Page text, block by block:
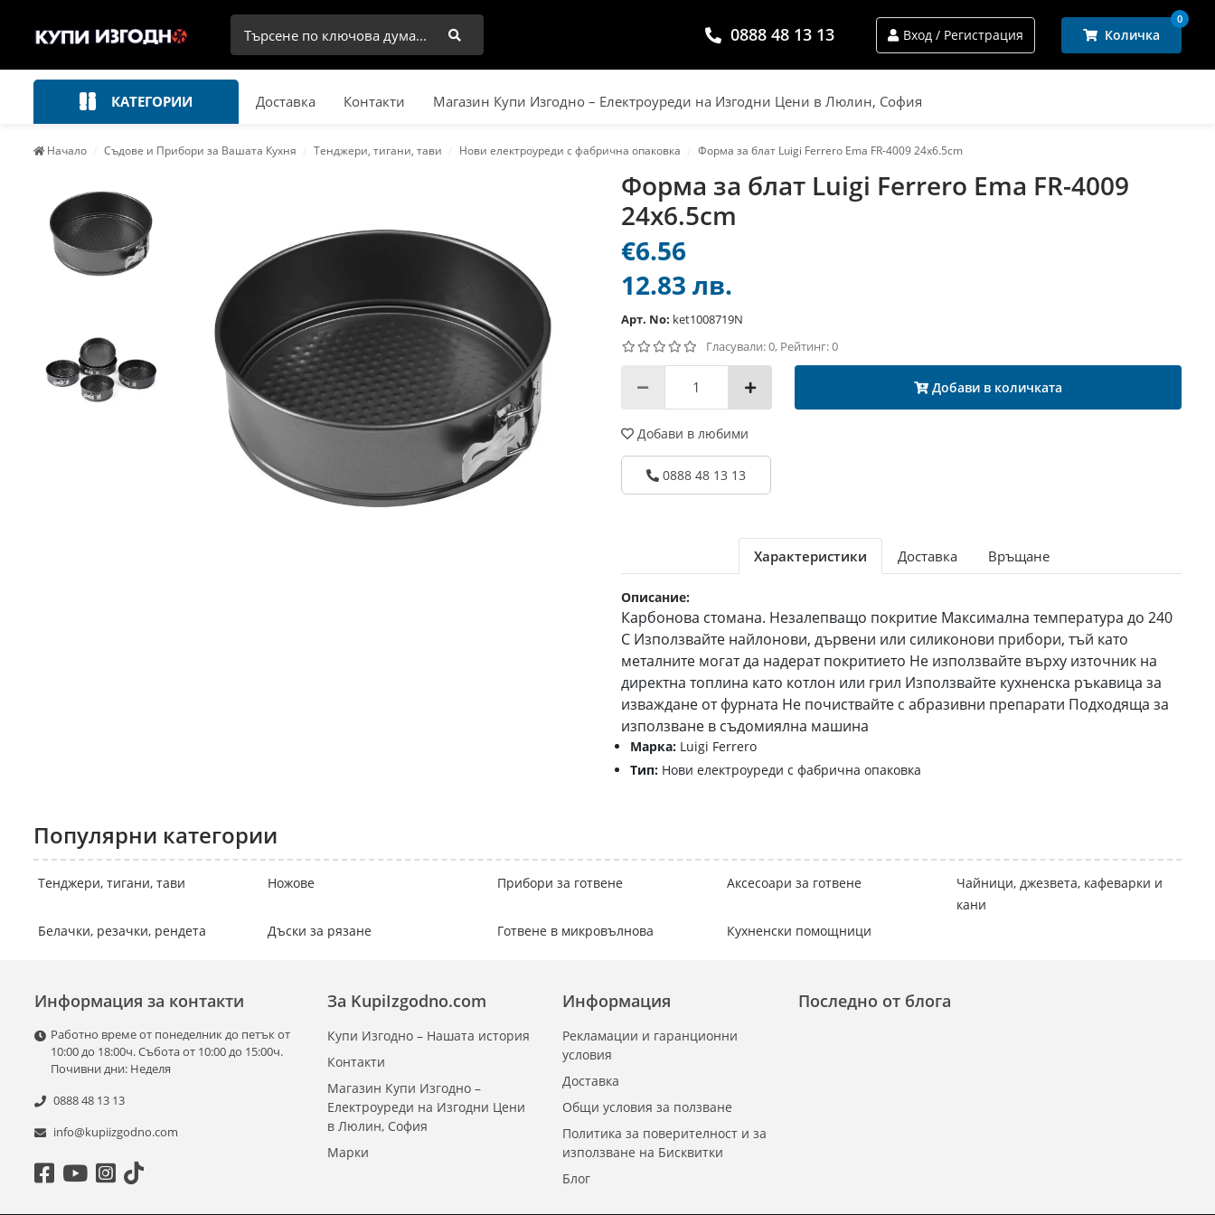
Търси 0888 48 13 13 Вход / Регистрация Количка
0
КАТЕГОРИИ Доставка Контакти Магазин Купи Изгодно – Електроуреди на Изгодни Цени в Люлин, София
Начало Съдове и Прибори за Вашата Кухня Тенджери, тигани, тави Нови електроуреди с фабрична опаковка Форма за блат Luigi Ferrero Ema FR-4009 24x6.5cm
Форма за блат Luigi Ferrero Ema FR-4009
24x6.5cm
€6.56
12.83 лв.
Арт. No: ket1008719N
Гласували: 0, Рейтинг: 0
Добави в количката
Добави в любими
0888 48 13 13
Характеристики Доставка Връщане
Описание:
Карбонова стомана. Незалепващо покритие Максимална температура до 240
С Използвайте найлонови, дървени или силиконови прибори, тъй като
металните могат да надерат покритието Не използвайте върху източник на
директна топлина като котлон или грил Използвайте кухненска ръкавица за
изваждане от фурната Не почиствайте с абразивни препарати Подходяща за
използване в съдомиялна машина
Марка: Luigi Ferrero
Тип: Нови електроуреди с фабрична опаковка
Популярни категории
Тенджери, тигани, тави Ножове Прибори за готвене Аксесоари за готвене
Чайници, джезвета, кафеварки и
кани
Белачки, резачки, рендета
Дъски за рязане Готвене в микровълнова Кухненски помощници
Информация за контакти
Работно време от понеделник до петък от
10:00 до 18:00ч. Събота от 10:00 до 15:00ч.
Почивни дни: Неделя
0888 48 13 13
info@kupiizgodno.com
Информация
Рекламации и гаранционни
условия
Доставка
Общи условия за ползване
Политика за поверителност и за
използване на Бисквитки
Блог
За KupiIzgodno.com
Купи Изгодно – Нашата история
Контакти
Магазин Купи Изгодно –
Електроуреди на Изгодни Цени
в Люлин, София
Марки
Последно от блога